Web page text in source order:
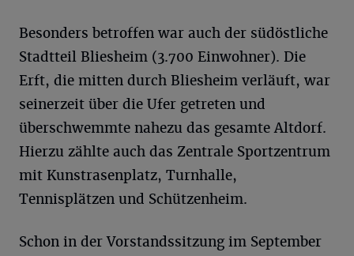
Besonders betroffen war auch der südöstliche
Stadtteil Bliesheim (3.700 Einwohner). Die
Erft, die mitten durch Bliesheim verläuft, war
seinerzeit über die Ufer getreten und
überschwemmte nahezu das gesamte Altdorf.
Hierzu zählte auch das Zentrale Sportzentrum
mit Kunstrasenplatz, Turnhalle,
Tennisplätzen und Schützenheim.
Schon in der Vorstandssitzung im September